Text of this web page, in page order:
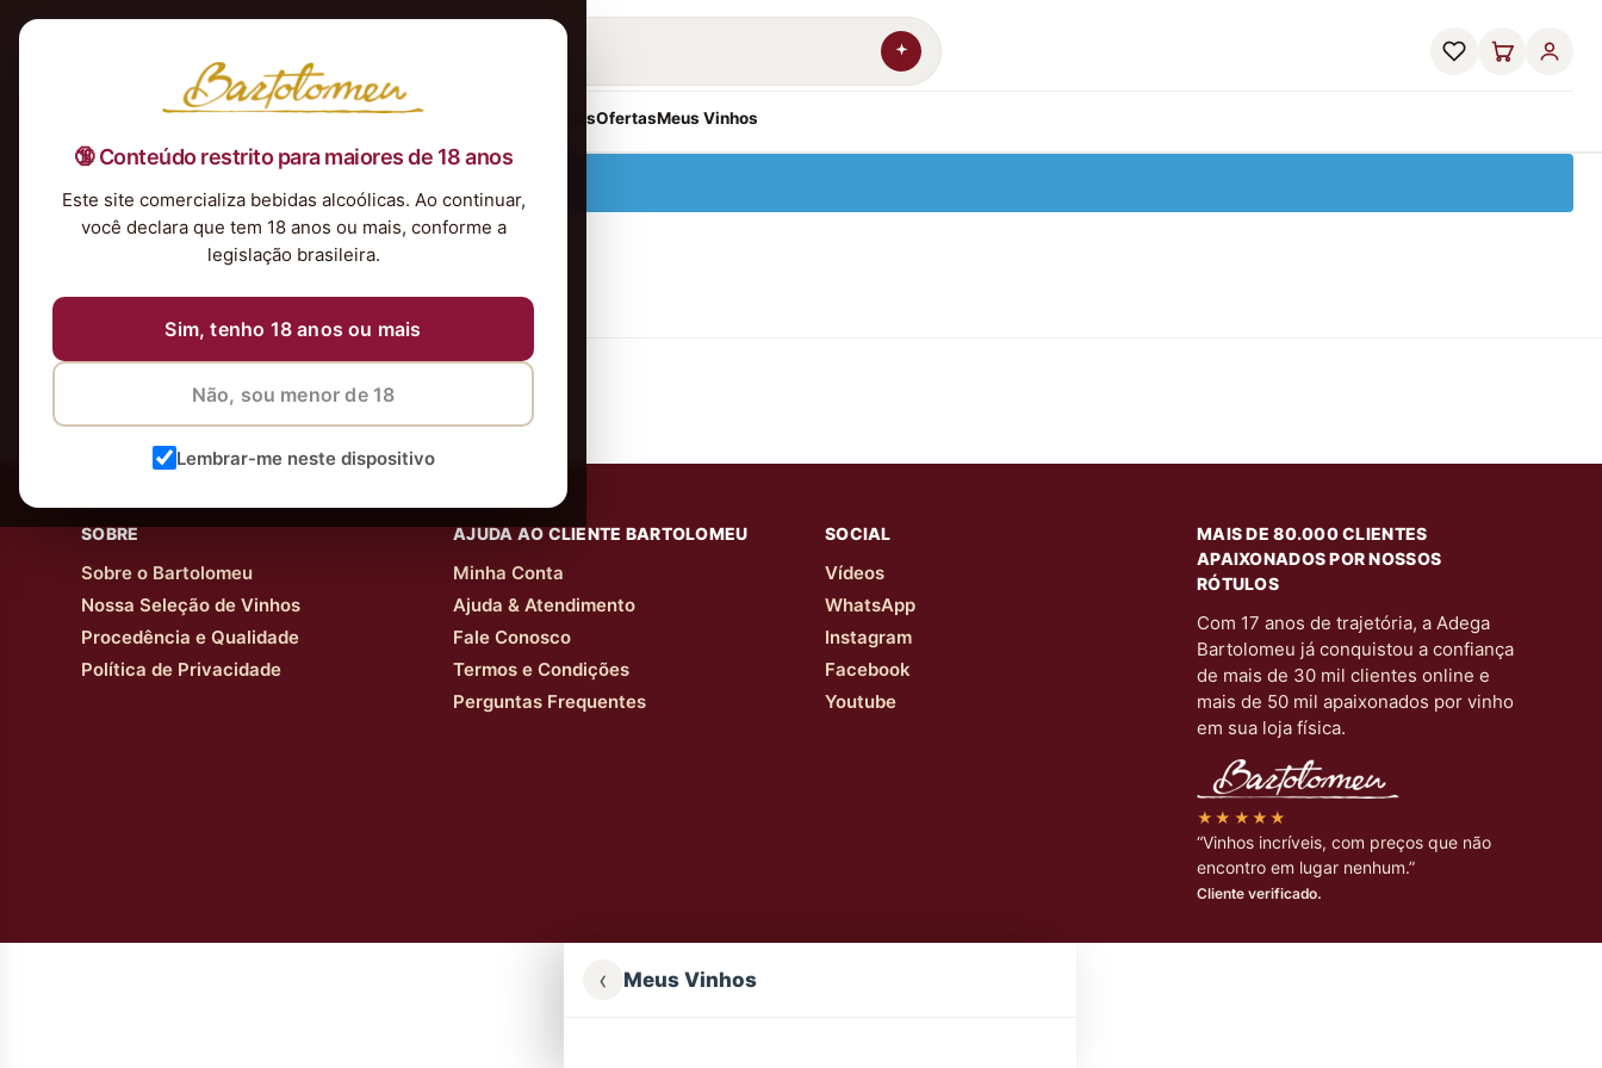
🔞 Conteúdo restrito para maiores de 18 anos
Este site comercializa bebidas alcoólicas. Ao continuar,
você declara que tem 18 anos ou mais, conforme a
legislação brasileira.
Sim, tenho 18 anos ou mais
Não, sou menor de 18
Lembrar-me neste dispositivo
Nossa Seleção TintosBrancosEspumantesRosés Kits & PresentesOfertasMeus Vinhos
SOBRE
Sobre o Bartolomeu
Nossa Seleção de Vinhos
Procedência e Qualidade
Política de Privacidade
AJUDA AO CLIENTE BARTOLOMEU
Minha Conta
Ajuda & Atendimento
Fale Conosco
Termos e Condições
Perguntas Frequentes
SOCIAL
Vídeos
WhatsApp
Instagram
Facebook
Youtube
MAIS DE 80.000 CLIENTES
APAIXONADOS POR NOSSOS
RÓTULOS
Com 17 anos de trajetória, a Adega
Bartolomeu já conquistou a confiança
de mais de 30 mil clientes online e
mais de 50 mil apaixonados por vinho
em sua loja física.
★★★★★
“Vinhos incríveis, com preços que não
encontro em lugar nenhum.”
Cliente verificado.
‹ Meus Vinhos